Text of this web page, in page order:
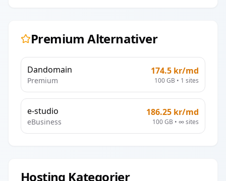
Premium Alternativer
Dandomain
Premium
174.5 kr/md
100 GB • 1 sites
e-studio
eBusiness
186.25 kr/md
100 GB • ∞sites
Hosting Kategorier